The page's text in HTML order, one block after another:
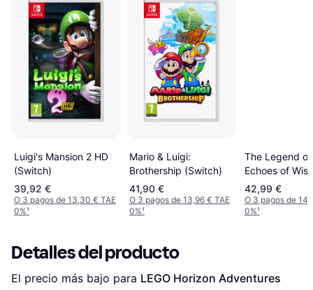
Luigi's Mansion 2 HD
(Switch)
39,92 €
O 3 pagos de 13,30 € TAE
0%¹
Mario & Luigi:
Brothership (Switch)
41,90 €
O 3 pagos de 13,96 € TAE
0%¹
The Legend
Echoes of
(Switch)
42,99 €
O 3 pagos de
0%¹
Detalles del producto
El precio más bajo para LEGO Horizon Adventures